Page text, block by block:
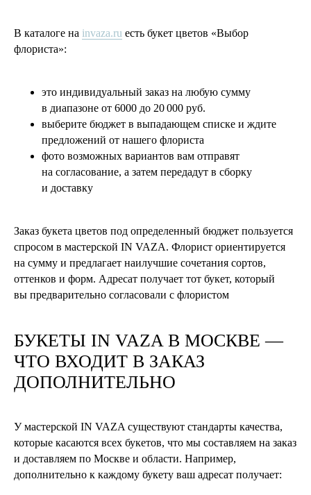
В каталоге на invaza.ru есть букет цветов «Выбор
флориста»:
это индивидуальный заказ на любую сумму
в диапазоне от 6000 до 20 000 руб.
выберите бюджет в выпадающем списке и ждите
предложений от нашего флориста
фото возможных вариантов вам отправят
на согласование, а затем передадут в сборку
и доставку
Заказ букета цветов под определенный бюджет пользуется
спросом в мастерской IN VAZA. Флорист ориентируется
на сумму и предлагает наилучшие сочетания сортов,
оттенков и форм. Адресат получает тот букет, который
вы предварительно согласовали с флористом
БУКЕТЫ IN VAZA В МОСКВЕ —
ЧТО ВХОДИТ В ЗАКАЗ
ДОПОЛНИТЕЛЬНО
У мастерской IN VAZA существуют стандарты качества,
которые касаются всех букетов, что мы составляем на заказ
и доставляем по Москве и области. Например,
дополнительно к каждому букету ваш адресат получает: